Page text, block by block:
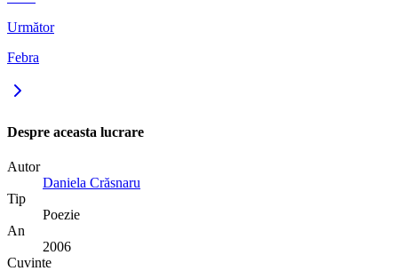
Următor
Febra
Despre aceasta lucrare
Autor
Daniela Crăsnaru
Tip
Poezie
An
2006
Cuvinte